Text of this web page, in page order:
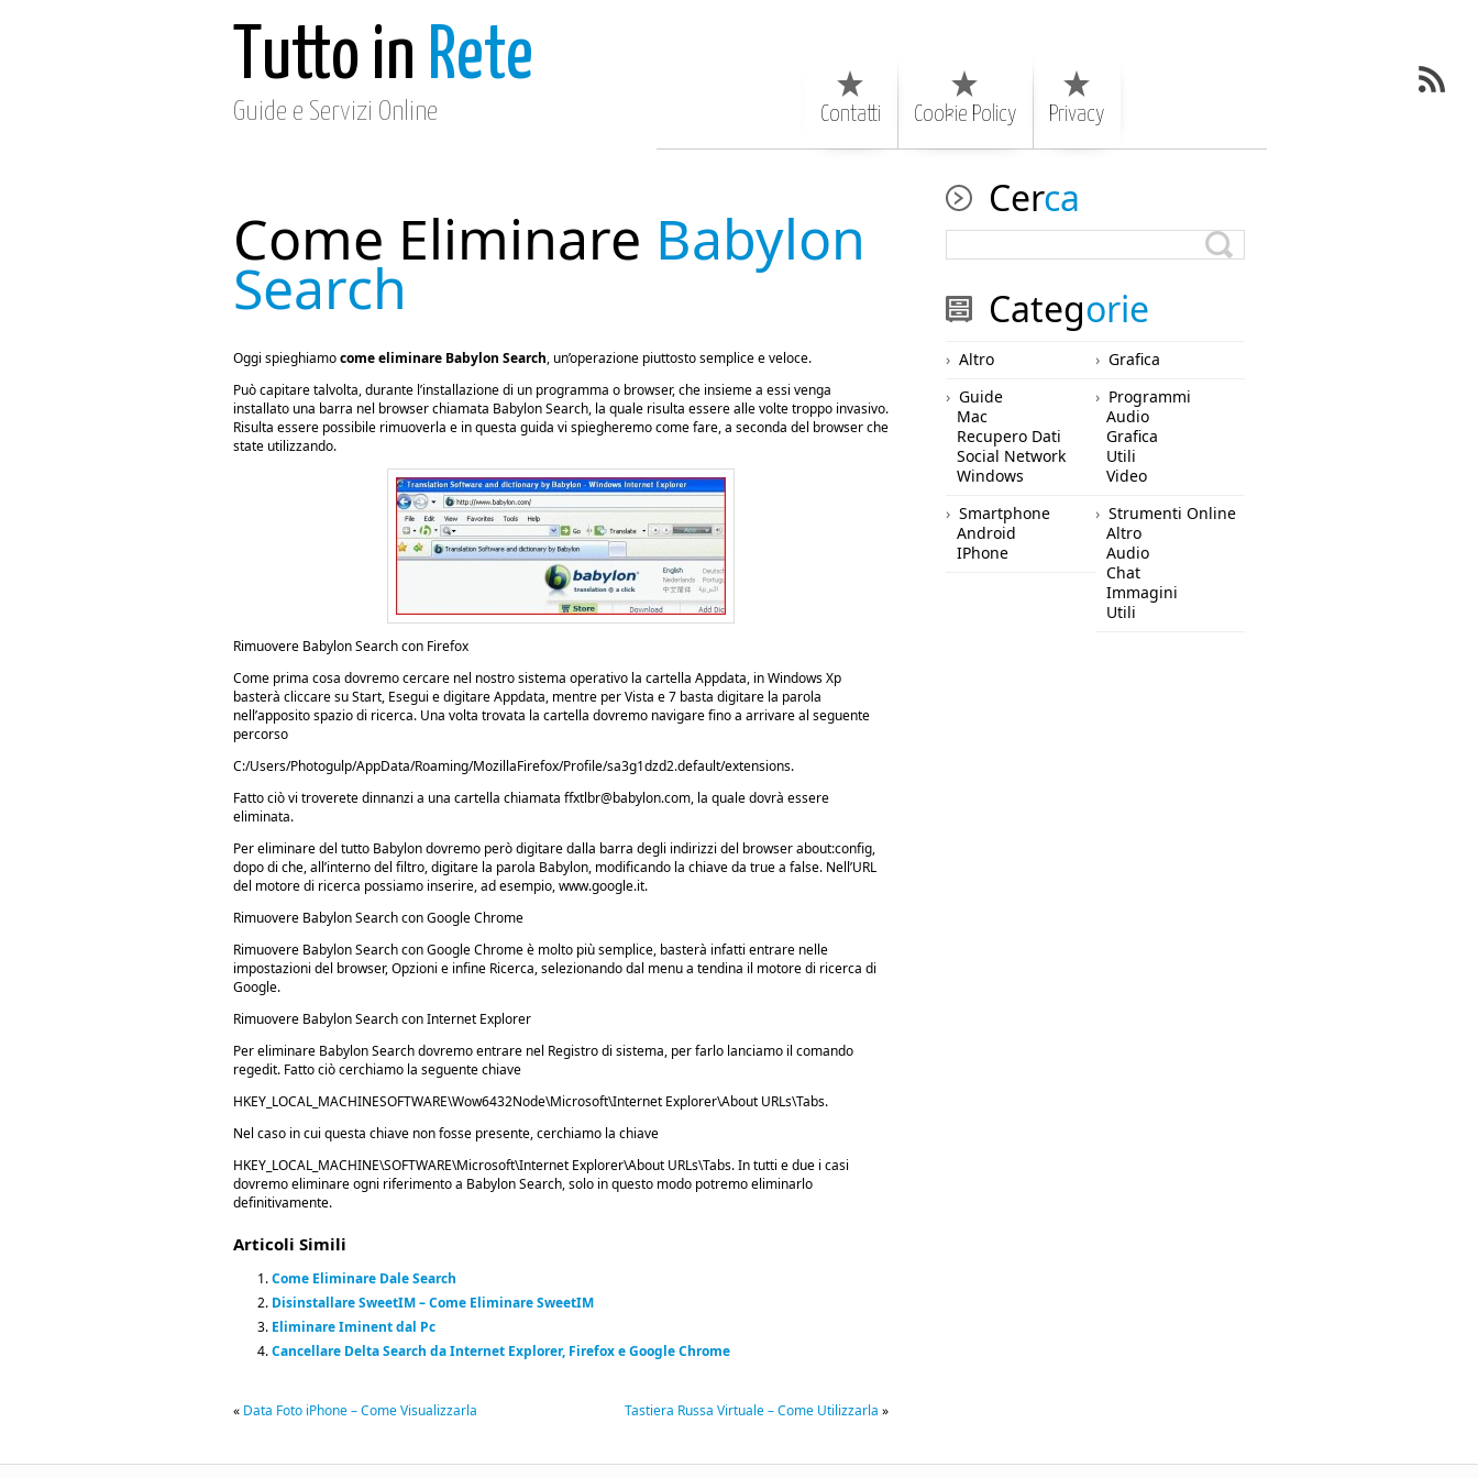
Tutto in Rete
Guide e Servizi Online Contatti Cookie Policy Privacy
Come Eliminare Babylon
Search
Oggi spieghiamocome eliminare Babylon Search, un’operazione piuttosto semplice e veloce.
Può capitare talvolta, durante l’installazione di un programma o browser, che insieme a essi venga
installato una barra nel browser chiamata Babylon Search, la quale risulta essere alle volte troppo invasivo.
Risulta essere possibile rimuoverla e in questa guida vi spiegheremo come fare, a seconda del browser che
state utilizzando.
Rimuovere Babylon Search con Firefox
Come prima cosa dovremo cercare nel nostro sistema operativo la cartella Appdata, in Windows Xp
basterà cliccare su Start, Esegui e digitare Appdata, mentre per Vista e 7 basta digitare la parola
nell’apposito spazio di ricerca. Una volta trovata la cartella dovremo navigare fino a arrivare al seguente
percorso
C:/Users/Photogulp/AppData/Roaming/MozillaFirefox/Profile/sa3g1dzd2.default/extensions.
Fatto ciò vi troverete dinnanzi a una cartella chiamata ffxtlbr@babylon.com, la quale dovrà essere
eliminata.
Per eliminare del tutto Babylon dovremo però digitare dalla barra degli indirizzi del browser about:config,
dopo di che, all’interno del filtro, digitare la parola Babylon, modificando la chiave da true a false. Nell’URL
del motore di ricerca possiamo inserire, ad esempio, www.google.it.
Rimuovere Babylon Search con Google Chrome
Rimuovere Babylon Search con Google Chrome è molto più semplice, basterà infatti entrare nelle
impostazioni del browser, Opzioni e infine Ricerca, selezionando dal menu a tendina il motore di ricerca di
Google.
Rimuovere Babylon Search con Internet Explorer
Per eliminare Babylon Search dovremo entrare nel Registro di sistema, per farlo lanciamo il comando
regedit. Fatto ciò cerchiamo la seguente chiave
HKEY_LOCAL_MACHINESOFTWARE\Wow6432Node\Microsoft\Internet Explorer\About URLs\Tabs.
Nel caso in cui questa chiave non fosse presente, cerchiamo la chiave
HKEY_LOCAL_MACHINE\SOFTWARE\Microsoft\Internet Explorer\About URLs\Tabs. In tutti e due i casi
dovremo eliminare ogni riferimento a Babylon Search, solo in questo modo potremo eliminarlo
definitivamente.
Articoli Simili
Come Eliminare Dale Search
Disinstallare SweetIM – Come Eliminare SweetIM
Eliminare Iminent dal Pc
Cancellare Delta Search da Internet Explorer, Firefox e Google Chrome
« Data Foto iPhone – Come Visualizzarla Tastiera Russa Virtuale – Come Utilizzarla »
Cerca
Categorie
Altro
Grafica
Guide
Mac
Recupero Dati
Social Network
Windows
Programmi
Audio
Grafica
Utili
Video
Smartphone
Android
IPhone
Strumenti Online
Altro
Audio
Chat
Immagini
Utili